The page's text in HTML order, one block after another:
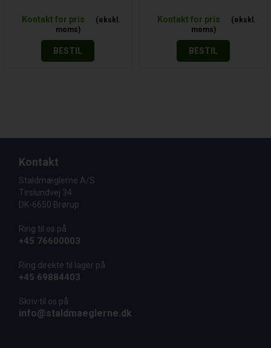
Kontakt for pris
BESTIL
Kontakt for pris
BESTIL
Kontakt
Staldmæglerne A/S
Tirslundvej 34
DK-6650 Brørup
Ring til os på
+45 76600003
Ring direkte til lager på
+45 69884403
Skriv til os på
info@staldmaeglerne.dk